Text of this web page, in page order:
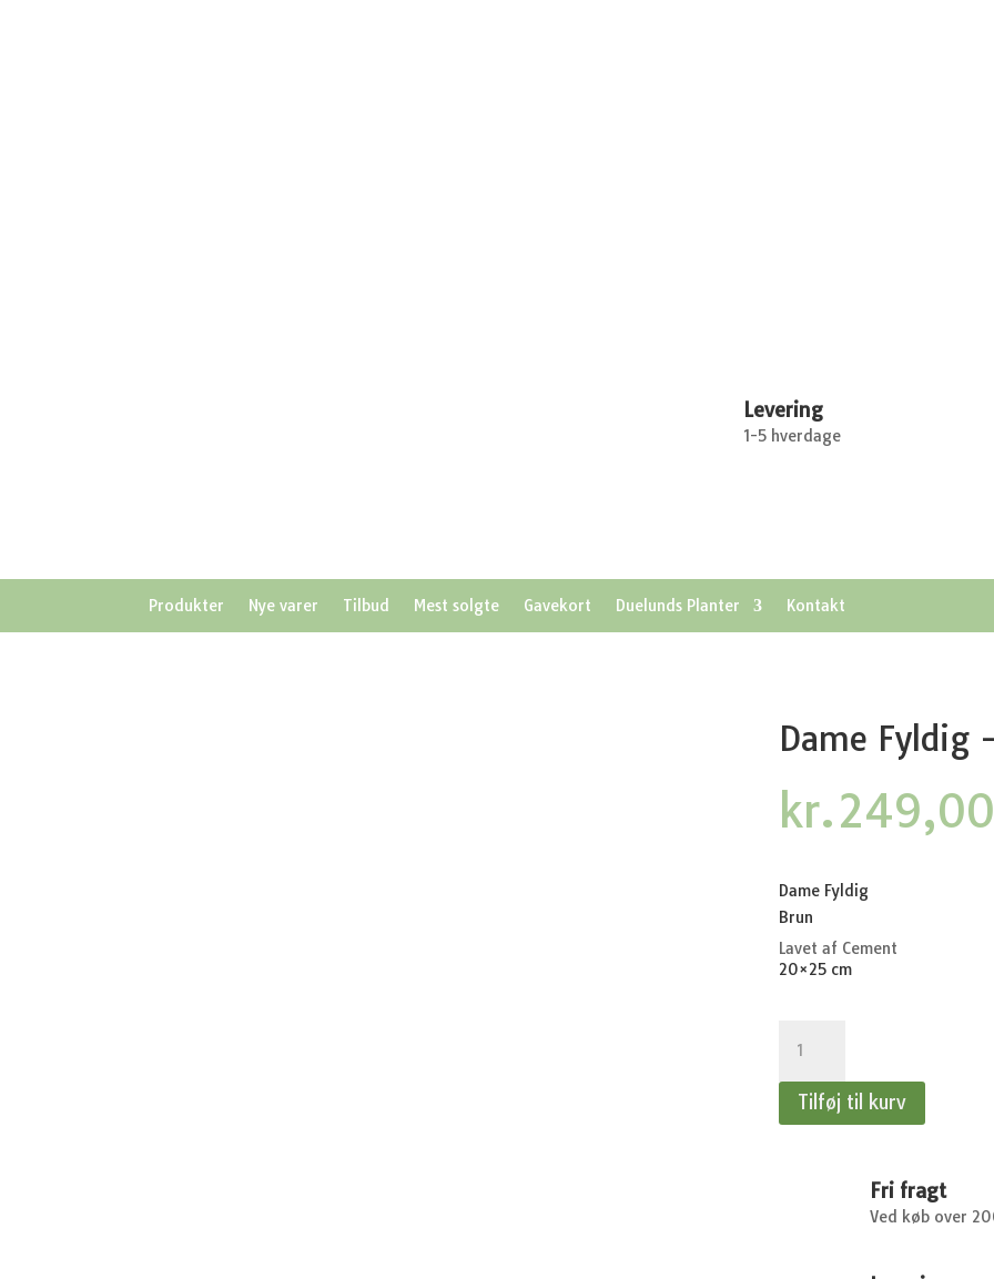
Levering
1-5 hverdage
Produkter Nye varer Tilbud Mest solgte Gavekort Duelunds Planter Kontakt
Dame Fyldig
kr.249,00
Dame Fyldig
Brun
Lavet af Cement
20×25 cm
Fyldig
-
20x25
Tilføj til kurv
Fri fragt
Ved køb over